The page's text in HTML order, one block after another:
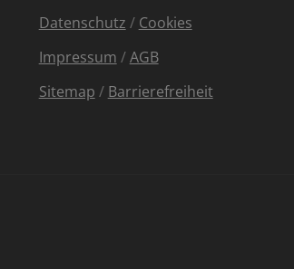
Datenschutz / Cookies
Impressum /AGB
Sitemap / Barrierefreiheit